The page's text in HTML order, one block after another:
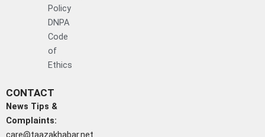
Policy
DNPA
Code
of
Ethics
CONTACT
News Tips &
Complaints:
care@taazakhabar.net